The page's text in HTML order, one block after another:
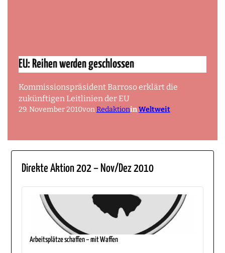
EU: Reihen werden geschlossen
Kommissionspräsident Barroso erklärt die
zukünftigen Leitlinien der EU
29. November 2010vonRedaktioninWeltweit
Direkte Aktion 202 – Nov/Dez 2010
Arbeitsplätze schaffen – mit Waffen